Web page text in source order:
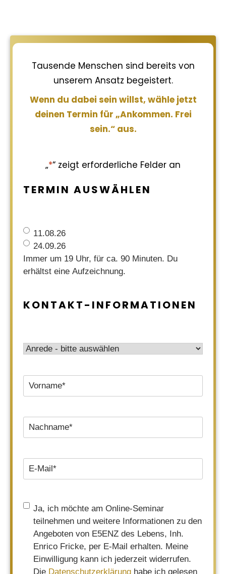
Tausende Menschen sind bereits von
unserem Ansatz begeistert.
Wenn du dabei sein willst, wähle jetzt
deinen Termin für „Ankommen. Frei
sein.“ aus.
„*“ zeigt erforderliche Felder an
TERMIN AUSWÄHLEN
Termin*
11.08.26
24.09.26
Immer um 19 Uhr, für ca. 90 Minuten. Du
erhältst eine Aufzeichnung.
KONTAKT-INFORMATIONEN
Anrede*
Vorname
Nachname
E-
Mail*
Einwilligung*
Ja, ich möchte am Online-Seminar
teilnehmen und weitere Informationen zu den
Angeboten von E5ENZ des Lebens, Inh.
Enrico Fricke, per E-Mail erhalten. Meine
Einwilligung kann ich jederzeit widerrufen.
Die Datenschutzerklärung habe ich gelesen